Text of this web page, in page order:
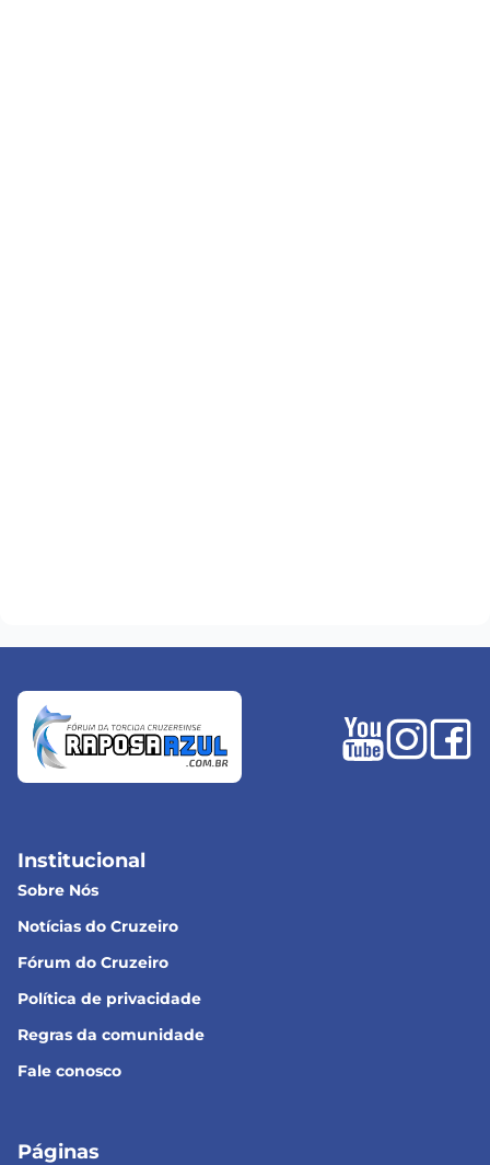
Institucional
Sobre Nós
Notícias do Cruzeiro
Fórum do Cruzeiro
Política de privacidade
Regras da comunidade
Fale conosco
Páginas